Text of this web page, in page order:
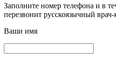
Заполните номер телефона и в
перезвонит русскоязычный врач-
Ваши имя